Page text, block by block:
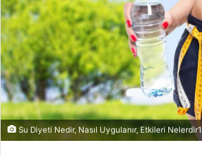
Su Diyeti Nedir, Nasıl Uygulanır, Etkileri Nelerdir1